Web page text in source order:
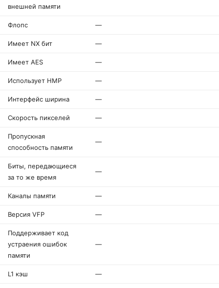
внешней памяти
Флопс —
Имеет NX бит —
Имеет AES —
Использует HMP —
Интерфейс ширина —
Скорость пикселей —
Пропускная
способность памяти
—
Биты, передающиеся
за то же время
—
Каналы памяти —
Версия VFP —
Поддерживает код
устраения ошибок
памяти
—
L1 кэш —